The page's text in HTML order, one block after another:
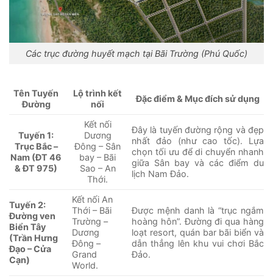
Các trục đường huyết mạch tại Bãi Trường (Phú Quốc)
Tên Tuyến
Đường
Lộ trình kết
nối
Đặc điểm & Mục đích sử dụng
Tuyến 1:
Trục Bắc –
Nam (ĐT 46
& ĐT 975)
Kết nối
Dương
Đông – Sân
bay – Bãi
Sao – An
Thới.
Đây là tuyến đường rộng và đẹp
nhất đảo (như cao tốc). Lựa
chọn tối ưu để di chuyển nhanh
giữa Sân bay và các điểm du
lịch Nam Đảo.
Tuyến 2:
Đường ven
Biển Tây
(Trần Hưng
Đạo – Cửa
Cạn)
Kết nối An
Thới – Bãi
Trường –
Dương
Đông –
Grand
World.
Được mệnh danh là “trục ngắm
hoàng hôn”. Đường đi qua hàng
loạt resort, quán bar bãi biển và
dẫn thẳng lên khu vui chơi Bắc
Đảo.